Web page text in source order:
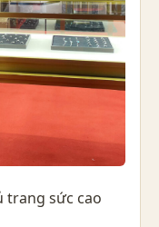
trang sức cao